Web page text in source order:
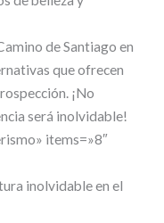
de Santiago en
que ofrecen
¡No
será inolvidable!
items=»8″
inolvidable en el